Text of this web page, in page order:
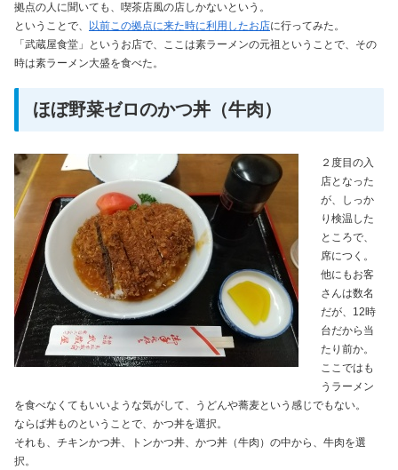
拠点の人に聞いても、喫茶店風の店しかないという。
ということで、
以前この拠点に来た時に利用したお店に行ってみた。
「武蔵屋食堂」というお店で、ここは素ラーメンの元祖ということで、その
時は素ラーメン大盛を食べた。
ほぼ野菜ゼロのかつ丼（牛肉）
２度目の入
店となった
が、しっか
り検温した
ところで、
席につく。
他にもお客
さんは数名
だが、12時
台だから当
たり前か。
ここではも
うラーメン
を食べなくてもいいような気がして、うどんや蕎麦という感じでもない。
ならば丼ものということで、かつ丼を選択。
それも、チキンかつ丼、トンかつ丼、かつ丼（牛肉）の中から、牛肉を選
択。